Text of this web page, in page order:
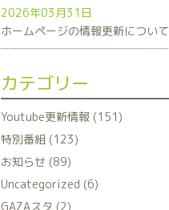
2026年03月31日
ホームページの情報更新について
カテゴリー
Youtube更新情報 (151)
特別番組 (123)
お知らせ (89)
Uncategorized (6)
GAZAスタ (2)